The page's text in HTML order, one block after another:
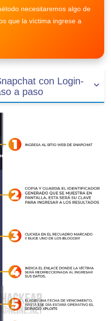
necesitaremos algo de
que la víctima ingrese a
con Login-
a paso